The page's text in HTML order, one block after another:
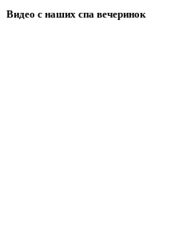
Видео с наших спа вечеринок